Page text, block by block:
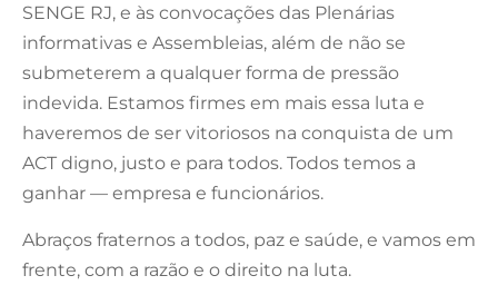
SENGE RJ, e às convocações das Plenárias
informativas e Assembleias, além de não se
submeterem a qualquer forma de pressão
indevida. Estamos firmes em mais essa luta e
haveremos de ser vitoriosos na conquista de um
ACT digno, justo e para todos. Todos temos a
ganhar — empresa e funcionários.
Abraços fraternos a todos, paz e saúde, e vamos em
frente, com a razão e o direito na luta.